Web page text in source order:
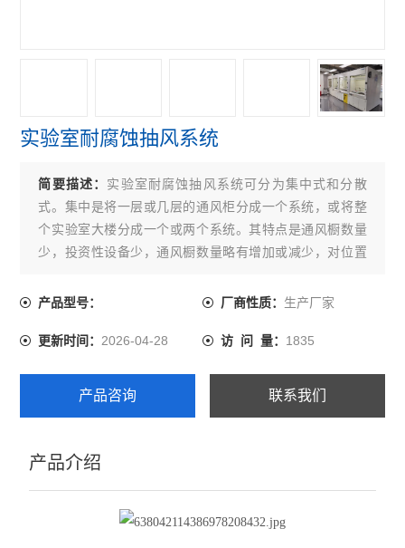
实验室耐腐蚀抽风系统
简要描述： 实验室耐腐蚀抽风系统可分为集中式和分散
式。集中是将一层或几层的通风柜分成一个系统，或将整
个实验室大楼分成一个或两个系统。其特点是通风橱数量
少，投资性设备少，通风橱数量略有增加或减少，对位置
容易平衡。虽然每个通风柜都装有调节阀，但使用不方
修，整个系统的通风柜不能使用。因此，实验室最初采用
产品型号： 厂商性质： 生产厂家
更新时间：2026-04-28 访 问 量： 1835
产品咨询 联系我们
产品介绍